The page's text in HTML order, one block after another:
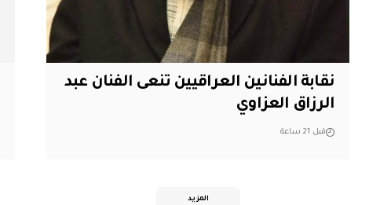
نقابة الفنانين العراقيين تنعى الفنان عبد
الرزاق العزاوي
قبل 21 ساعة
المزيد